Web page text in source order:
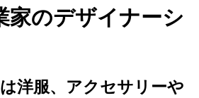
家のデザイナーシ
洋服、アクセサリーや